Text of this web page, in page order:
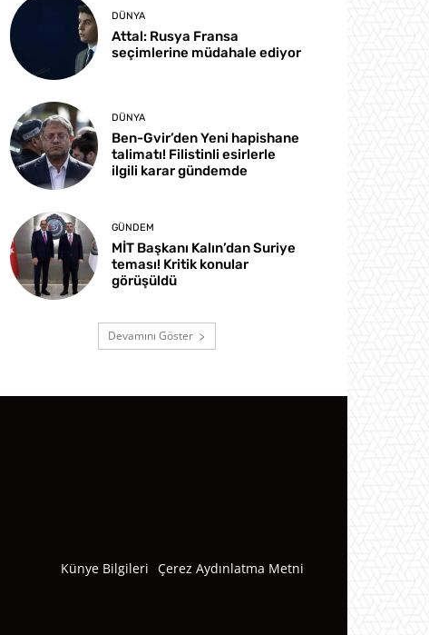
DÜNYA
Attal: Rusya Fransa
seçimlerine müdahale ediyor
DÜNYA
Ben-Gvir’den Yeni hapishane
talimatı! Filistinli esirlerle
ilgili karar gündemde
GÜNDEM
MİT Başkanı Kalın’dan Suriye
teması! Kritik konular
görüşüldü
Devamını Göster
Künye Bilgileri Çerez Aydınlatma Metni